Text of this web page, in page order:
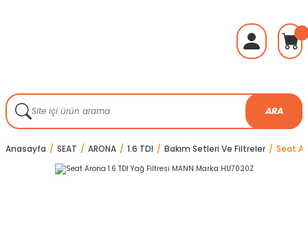
ARA
Anasayfa SEAT ARONA 1.6 TDI Bakım Setleri Ve Filtreler Seat